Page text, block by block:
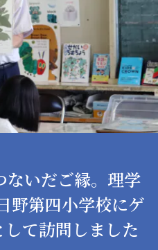
ないだご縁。理学
野第四小学校にゲ
て訪問しました